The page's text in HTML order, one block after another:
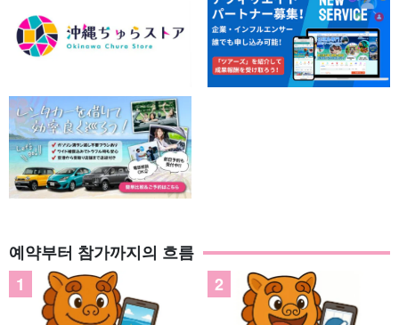
사진 데이터 무료 증정
투어 중에는 가이드가 여러분의 사진을 촬영하여 데이터를 무료로
선물해 드립니다. 이리오모테 섬의 대자연 속에서 사진을 찍어 SNS
에 자랑해 보세요!
NEW】누적 참가인원 23만 명 돌파!
마루우(안전대책 우수) 업체
사진 데이터 무료 제공
예약부터 참가까지의 흐름